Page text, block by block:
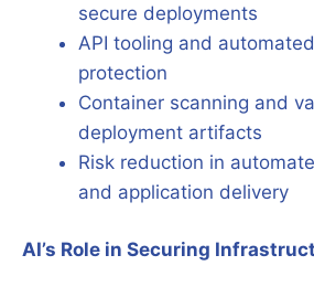
secure deployments
API tooling and
protection
Container scanning and
deployment artifacts
Risk reduction in
and application delivery
AI’s Role in Securing